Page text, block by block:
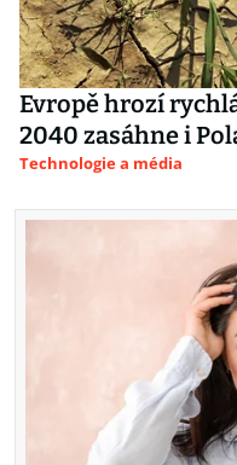
Evropě hrozí
2040 zasáhne i
Technologie a média